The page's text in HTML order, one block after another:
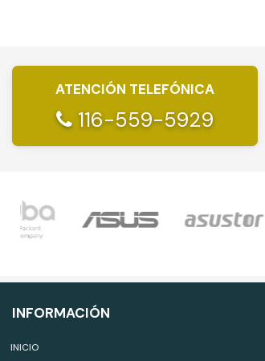
ATENCIÓN TELEFÓNICA
116-559-5929
INFORMACIÓN
INICIO